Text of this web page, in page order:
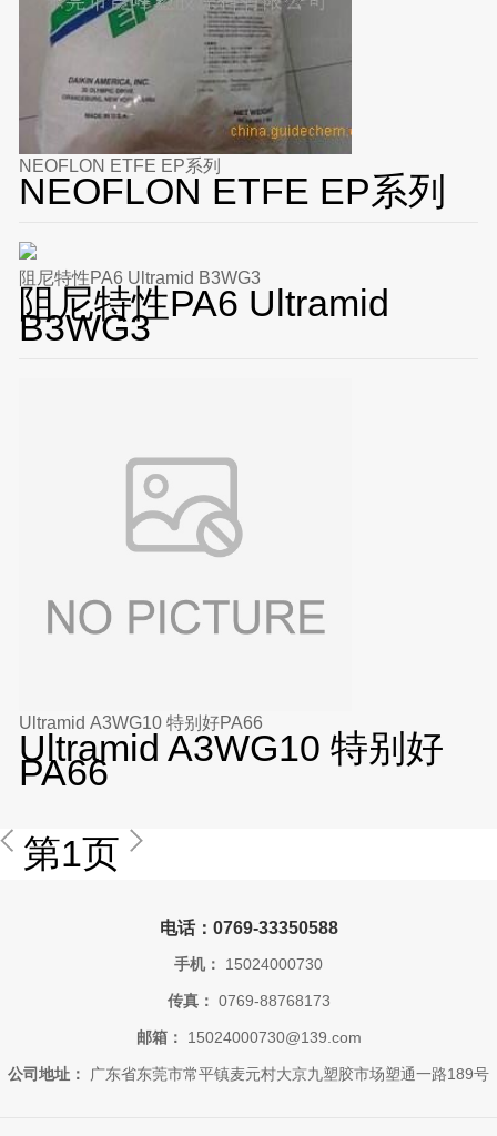
NEOFLON ETFE EP系列
NEOFLON ETFE EP系列
阻尼特性PA6 Ultramid B3WG3
阻尼特性PA6 Ultramid
B3WG3
Ultramid A3WG10 特别好PA66
Ultramid A3WG10 特别好
PA66
第1页
电话：0769-33350588
手机： 15024000730
传真： 0769-88768173
邮箱： 15024000730@139.com
公司地址： 广东省东莞市常平镇麦元村大京九塑胶市场塑通一路189号